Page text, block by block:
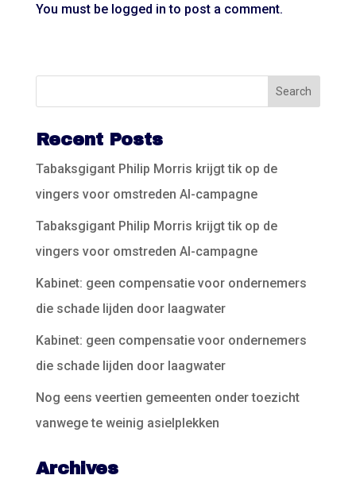
You must be logged in to post a comment.
Recent Posts
Tabaksgigant Philip Morris krijgt tik op de
vingers voor omstreden AI-campagne
Tabaksgigant Philip Morris krijgt tik op de
vingers voor omstreden AI-campagne
Kabinet: geen compensatie voor ondernemers
die schade lijden door laagwater
Kabinet: geen compensatie voor ondernemers
die schade lijden door laagwater
Nog eens veertien gemeenten onder toezicht
vanwege te weinig asielplekken
Archives